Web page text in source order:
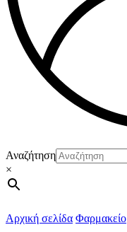
Αναζήτηση
×
Αρχική σελίδα Φαρμακείο